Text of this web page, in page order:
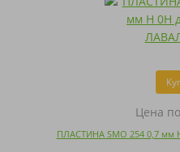
Цена
ПЛАСТИНА SMO 254 0,7 мм